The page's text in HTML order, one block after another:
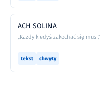
ACH SOLINA
„Każdy kiedyś zakochać się musi,”
tekst chwyty